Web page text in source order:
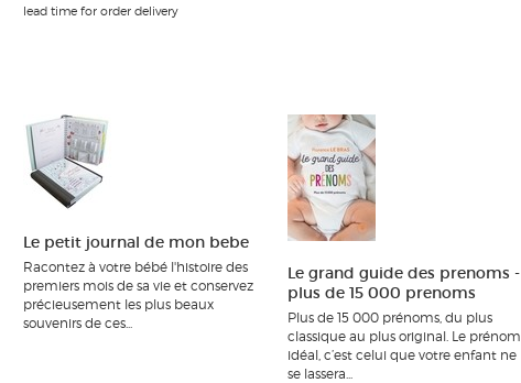
lead time for order delivery
Le petit journal de mon bebe
Racontez à votre bébé l'histoire des
premiers mois de sa vie et conservez
précieusement les plus beaux
souvenirs de ces...
Le grand guide des prenoms -
plus de 15 000 prenoms
Plus de 15 000 prénoms, du plus
classique au plus original. Le prénom
idéal, c’est celui que votre enfant ne
se lassera...